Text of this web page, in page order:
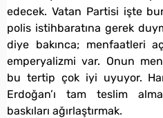
edecek. Vatan Partisi işte
polis istihbaratına gerek
diye bakınca; menfaatleri
emperyalizmi var. Onun
bu tertip çok iyi uyuyor.
Erdoğan’ı tam teslim
baskıları ağırlaştırmak.